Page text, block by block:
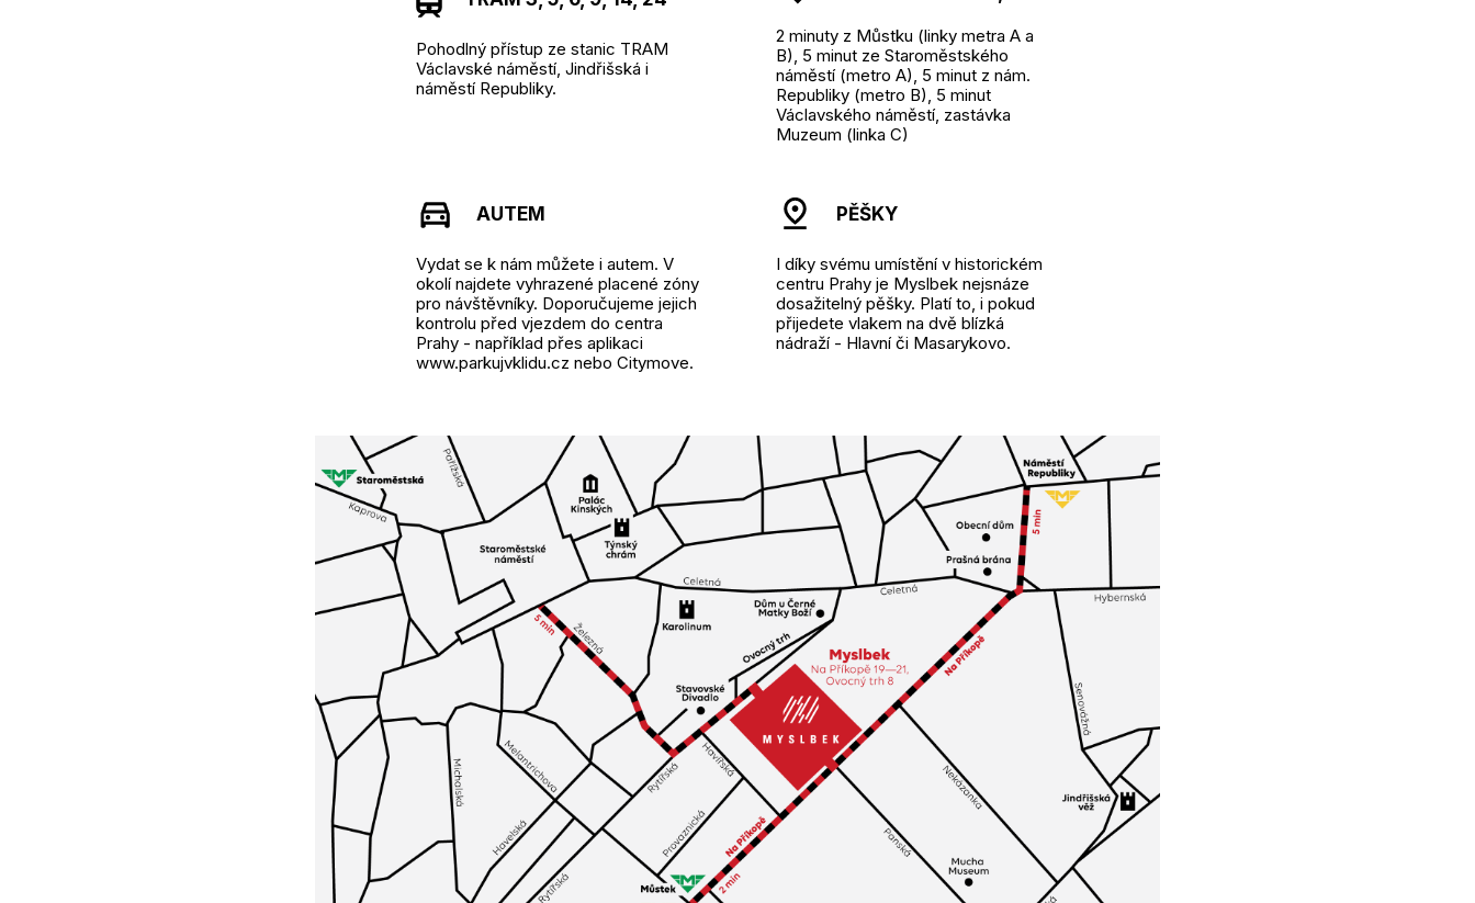
Pohodlný přístup ze stanic TRAM
Václavské náměstí, Jindřišská i
náměstí Republiky.
2 minuty z Můstku (linky metra A a
B), 5 minut ze Staroměstského
náměstí (metro A), 5 minut z nám.
Republiky (metro B), 5 minut
Václavského náměstí, zastávka
Muzeum (linka C)
AUTEM
Vydat se k nám můžete i autem. V
okolí najdete vyhrazené placené zóny
pro návštěvníky. Doporučujeme jejich
kontrolu před vjezdem do centra
Prahy - například přes aplikaci
www.parkujvklidu.cz nebo Citymove.
PĚŠKY
I díky svému umístění v historickém
centru Prahy je Myslbek nejsnáze
dosažitelný pěšky. Platí to, i pokud
přijedete vlakem na dvě blízká
nádraží - Hlavní či Masarykovo.